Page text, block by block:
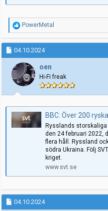
R
e
a
k
s
j
o
n
e
r
PowerMetal
04.10.2024
oen
Hi-Fi freak
BBC: Över 200 ryska
Rysslands
den 24 februari 2022,
flera håll. Ryssland
södra Ukraina. Följ
kriget.
www.svt.se
04.10.2024